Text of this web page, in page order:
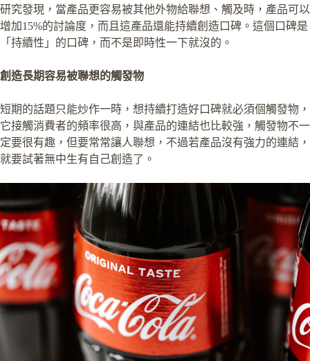
研究發現，當產品更容易被其他外物給聯想、觸及時，產品可以
增加15%的討論度，而且這產品還能持續創造口碑。這個口碑是
「持續性」的口碑，而不是即時性一下就沒的。
創造長期容易被聯想的觸發物
短期的話題只能炒作一時，想持續打造好口碑就必須個觸發物，
它接觸消費者的頻率很高，與產品的連結也比較強，觸發物不一
定要很有趣，但要常常讓人聯想，不過若產品沒有強力的連結，
就要試著無中生有自己創造了。